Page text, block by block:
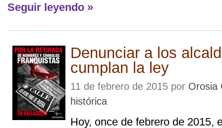
Seguir leyendo »
Denunciar a los
cumplan la ley
11 de febrero de 2015 por Orosia
histórica
Hoy, once de febrero de 2015,